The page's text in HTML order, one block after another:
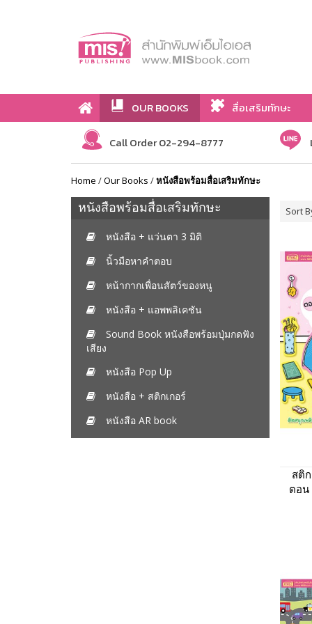
OUR BOOKS สื่อเสริมทักษะ
Call Order 02-294-8777
Home /Our Books /หนังสือพร้อมสื่อเสริมทักษะ
หนังสือพร้อมสื่อเสริมทักษะ
หนังสือ + แว่นตา 3 มิติ
นิ้วมือหาคำตอบ
หน้ากากเพื่อนสัตว์ของหนู
หนังสือ + แอพพลิเคชัน
Sound Book หนังสือพร้อมปุ่มกดฟัง
เสียง
หนังสือ Pop Up
หนังสือ + สติกเกอร์
หนังสือ AR book
Sort
สติ
ตอน